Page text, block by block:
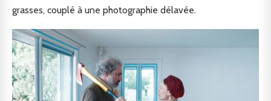
grasses, couplé à une photographie délavée.